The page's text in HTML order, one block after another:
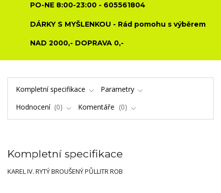
PO-NE 8:00-23:00 - 605561804
DÁRKY S MYŠLENKOU - Rád pomohu s výběrem
NAD 2000,- DOPRAVA 0,-
Kompletní specifikace
Parametry
Hodnocení
0 Komentáře 0
Kompletní specifikace
KAREL IV. RYTÝ BROUŠENÝ PŮLLITR ROB